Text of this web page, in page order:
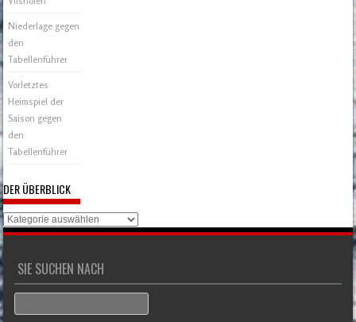
Niederlage gegen
den
Tabellenführer
Vorletztes
Heimspiel der
Saison gegen
den
Tabellenführer
DER ÜBERBLICK
Der
Überblick
SIE SUCHEN NACH